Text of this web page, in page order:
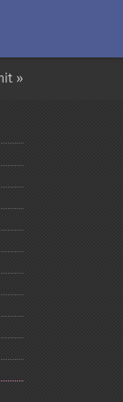
»